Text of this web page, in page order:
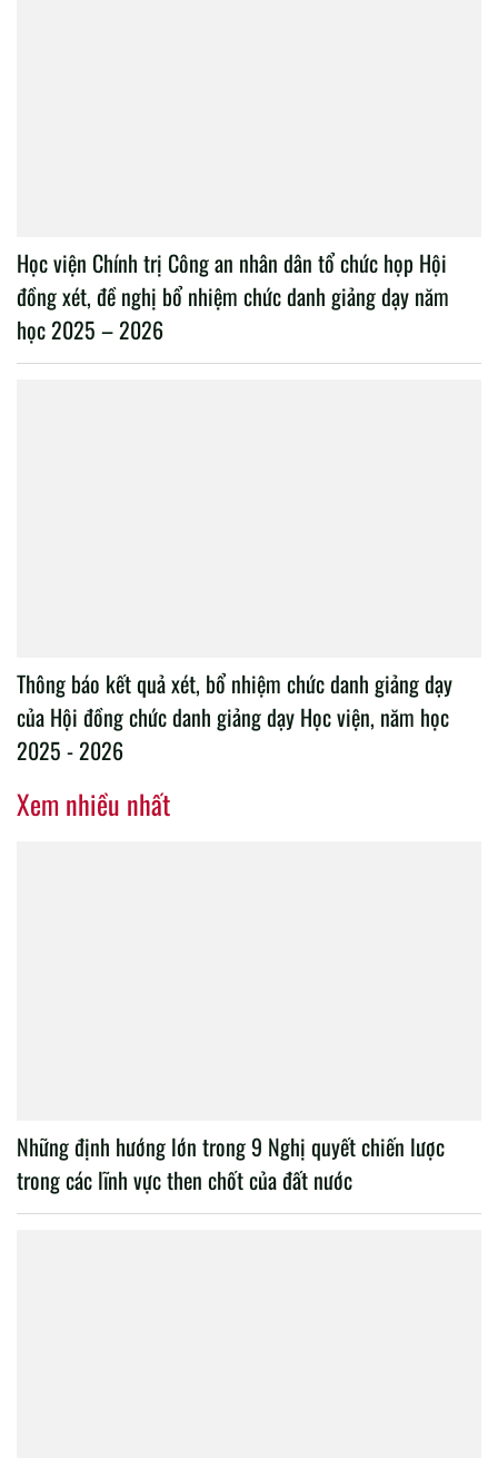
Học viện Chính trị Công an nhân dân tổ chức họp Hội
đồng xét, đề nghị bổ nhiệm chức danh giảng dạy năm
học 2025 – 2026
Thông báo kết quả xét, bổ nhiệm chức danh giảng dạy
của Hội đồng chức danh giảng dạy Học viện, năm học
2025 - 2026
Xem nhiều nhất
Những định hướng lớn trong 9 Nghị quyết chiến lược
trong các lĩnh vực then chốt của đất nước